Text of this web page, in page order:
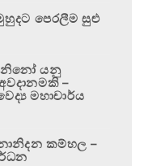
පෙරලීම සුළු
නිනෝ යනු
–
මහාචාර්ය
කම්හල –